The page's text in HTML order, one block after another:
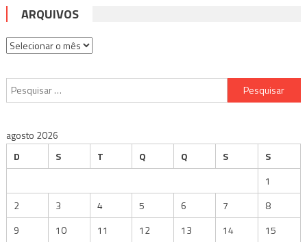
ARQUIVOS
Arquivos
Pesquisar
por:
agosto 2026
D
S T Q Q S
S
1
2
3 4 5 6 7
8
9
10 11 12 13 14 15